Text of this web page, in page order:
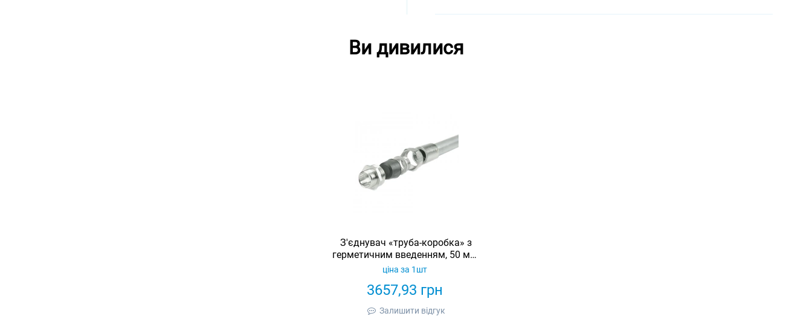
Ви дивилися
З'єднувач «труба-коробка» з
герметичним введенням, 50 мм,
латунь, IP67
3657,93 грн
ціна за 1шт
Залишити відгук